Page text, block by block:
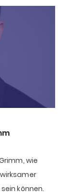
wie
können.